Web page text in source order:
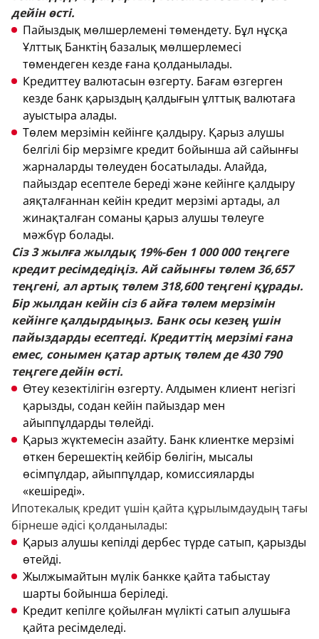
дейін өсті.
Пайыздық мөлшерлемені төмендету. Бұл нұсқа
Ұлттық Банктің базалық мөлшерлемесі
төмендеген кезде ғана қолданылады.
Кредиттеу валютасын өзгерту. Бағам өзгерген
кезде банк қарыздың қалдығын ұлттық валютаға
ауыстыра алады.
Төлем мерзімін кейінге қалдыру. Қарыз алушы
белгілі бір мерзімге кредит бойынша ай сайынғы
жарналарды төлеуден босатылады. Алайда,
пайыздар есептеле береді және кейінге қалдыру
аяқталғаннан кейін кредит мерзімі артады, ал
жинақталған соманы қарыз алушы төлеуге
мәжбүр болады.
Сіз 3 жылға жылдық 19%-бен 1 000 000 теңгеге
кредит ресімдедіңіз. Ай сайынғы төлем 36,657
теңгені, ал артық төлем 318,600 теңгені құрады.
Бір жылдан кейін сіз 6 айға төлем мерзімін
кейінге қалдырдыңыз. Банк осы кезең үшін
пайыздарды есептеді. Кредиттің мерзімі ғана
емес, сонымен қатар артық төлем де 430 790
теңгеге дейін өсті.
Өтеу кезектілігін өзгерту. Алдымен клиент негізгі
қарызды, содан кейін пайыздар мен
айыппұлдарды төлейді.
Қарыз жүктемесін азайту. Банк клиентке мерзімі
өткен берешектің кейбір бөлігін, мысалы
өсімпұлдар, айыппұлдар, комиссияларды
«кешіреді».
Ипотекалық кредит үшін қайта құрылымдаудың тағы
бірнеше әдісі қолданылады:
Қарыз алушы кепілді дербес түрде сатып, қарызды
өтейді.
Жылжымайтын мүлік банкке қайта табыстау
шарты бойынша беріледі.
Кредит кепілге қойылған мүлікті сатып алушыға
қайта ресімделеді.